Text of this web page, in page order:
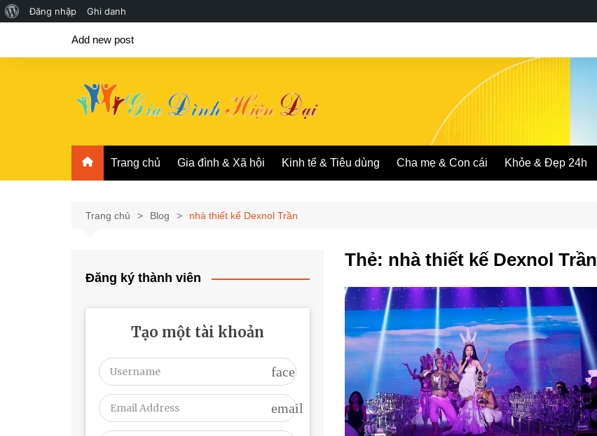
Giới
về
Đăng nhập Ghi danh
Add new post
Trang chủ Gia đình & Xã hội Kinh tế & Tiêu dùng Cha mẹ & Con cái Khỏe & Đẹp 24h
Trang chủ Blog nhà thiết kế Dexnol Trần
Thẻ: nhà thiết kế Dexnol Trần
Đăng ký thành viên
Tạo một tài khoản
face
email